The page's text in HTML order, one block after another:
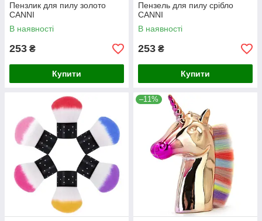
Пензлик для пилу золото
CANNI
В наявності
253 ₴
Купити
Пензель для пилу срібло
CANNI
В наявності
253 ₴
Купити
–11%